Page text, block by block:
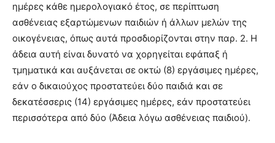
ημέρες κάθε ημερολογιακό έτος, σε περίπτωση
ασθένειας εξαρτώμενων παιδιών ή άλλων μελών της
οικογένειας, όπως αυτά προσδιορίζονται στην παρ. 2. Η
άδεια αυτή είναι δυνατό να χορηγείται εφάπαξ ή
τμηματικά και αυξάνεται σε οκτώ (8) εργάσιμες ημέρες,
εάν ο δικαιούχος προστατεύει δύο παιδιά και σε
δεκατέσσερις (14) εργάσιμες ημέρες, εάν προστατεύει
περισσότερα από δύο (Άδεια λόγω ασθένειας παιδιού).